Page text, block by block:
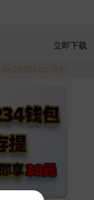
立即下载
vv20261.cc 复制